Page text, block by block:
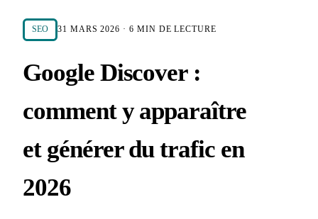
SEO 31 MARS 2026 · 6 MIN DE LECTURE
Google Discover :
comment y apparaître
et générer du trafic en
2026